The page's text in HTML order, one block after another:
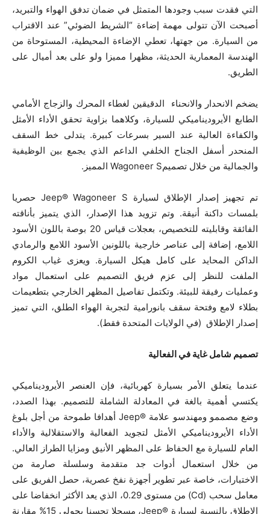
التي فقدت سبب وجودها المتمثل في ضمان تدفق الهواء والتبريد،
أصبحت الآن تتولى مهمة إضاءة “الشريط الضوئي” عند الاقتراب
من السيارة. من جهتها، تعطي الإضاءة المحيطية، المستوحاة من
الهندسة المعمارية الحديثة، مظهرا مميزا ولو على بعد أميال على
الطريق.
يضخم الانحدار والانحناء الدقيقين لغطاء المحرك والزجاج الأمامي
الطابع الأيروديناميكي للسيارة، وكلاهما بزاوية تحقق الأداء الأمثل
والكفاءة العالية عند السير بسرعات كبيرة. يتدلى خط السقف
المنحدر أسفل الجناح الخلفي الداعم الذي يجمع بين الوظيفية
والجمالية من خلال تصميمWagoneer S المميز.
تم تجهيز إصدار الإطلاق لسيارة Jeep® Wagoneer S حصريا
بلمسات داكنة أنيقة. وتم تزويد هذا الإصدار، الذي يتميز بأناقته
الفائقة وقابليته للتخصيص، بعجلات قياس 20 بوصة باللون الأسود
اللامع، إضافة إلى عناصر خارجية باللونين الأسود اللامع والرمادي
الداكن المحايد على كامل هيكل السيارة. ويعزى غياب الكروم
الملفت للنظر إلى عزم فريق التصميم على استعمال مواد
وعمليات رفيقة للبيئة. وتكتمل تفاصيل المظهر الخارجي بتطعيمات
بطلاء لامع وفتحة سقف بانورامية لتجربة الهواء الطلق، التي تميز
إصدار الإطلاق (في الولايات المتحدة فقط).
تصميم شامل غاية في الفعالية
عندما يتعلق الأمر بسيارة كهربائية، فإن العنصر الأيروديناميكي
يكتسي أهمية بالغة في المعادلة الشاملة للتصميم. بهذا الصدد،
وضع مصممو ومهندسو علامة ®Jeep أهدافا طموحة من أجل بلوغ
الأداء الأيروديناميكي الأمثل لتجويد الفعالية والاستقلالية والأداء
العام للسيارة مع الحفاظ على المظهر الأنيق ومزايا الطراز العالي.
من خلال استعمال أدوات جد متقدمة وسلسلة صارمة من
الاختبارات، خاصة عبر تطوير أجهزة نفخ عصرية، حصل الفريق على
معامل سحب (Cd) من مستوى 0.29، الذي يعد الأكثر انخفاضا على
الإطلاق بالنسبة لسيارة ®Jeep، مسجلا تحسنا بحولي 15% مقارنة